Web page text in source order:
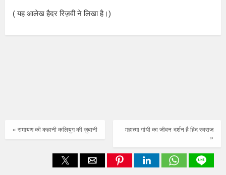
( यह आलेख हैदर रिज़वी ने लिखा है।)
महात्मा गांधी का जीवन-दर्शन है हिंद स्वराज
»
« रामायण की कहानी कलियुग की ज़ुबानी